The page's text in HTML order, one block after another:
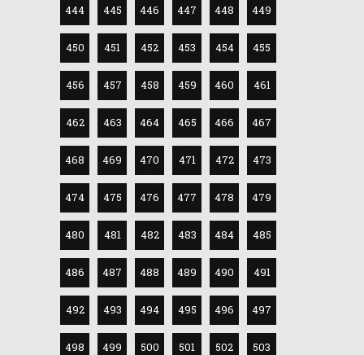
444 445 446 447 448 449
450 451 452 453 454 455
456 457 458 459 460 461
462 463 464 465 466 467
468 469 470 471 472 473
474 475 476 477 478 479
480 481 482 483 484 485
486 487 488 489 490 491
492 493 494 495 496 497
498 499 500 501 502 503